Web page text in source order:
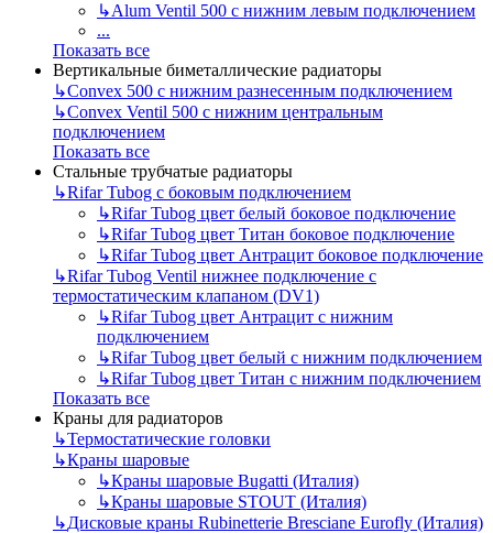
↳Alum Ventil 500 с нижним левым подключением
...
Показать все
Вертикальные биметаллические радиаторы
↳Convex 500 с нижним разнесенным подключением
↳Convex Ventil 500 с нижним центральным
подключением
Показать все
Стальные трубчатые радиаторы
↳Rifar Tubog с боковым подключением
↳Rifar Tubog цвет белый боковое подключение
↳Rifar Tubog цвет Титан боковое подключение
↳Rifar Tubog цвет Антрацит боковое подключение
↳Rifar Tubog Ventil нижнее подключение с
термостатическим клапаном (DV1)
↳Rifar Tubog цвет Антрацит с нижним
подключением
↳Rifar Tubog цвет белый с нижним подключением
↳Rifar Tubog цвет Титан с нижним подключением
Показать все
Краны для радиаторов
↳Термостатические головки
↳Краны шаровые
↳Краны шаровые Bugatti (Италия)
↳Краны шаровые STOUT (Италия)
↳Дисковые краны Rubinetterie Bresciane Eurofly (Италия)